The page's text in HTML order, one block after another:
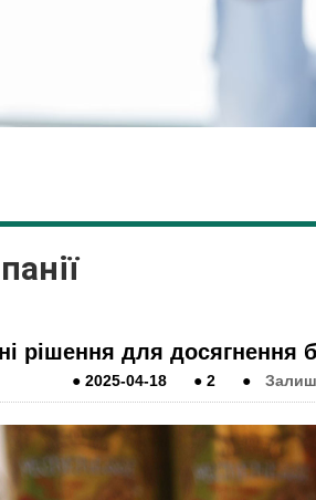
рішення для досягнення
●2025-04-18 ●2 ●